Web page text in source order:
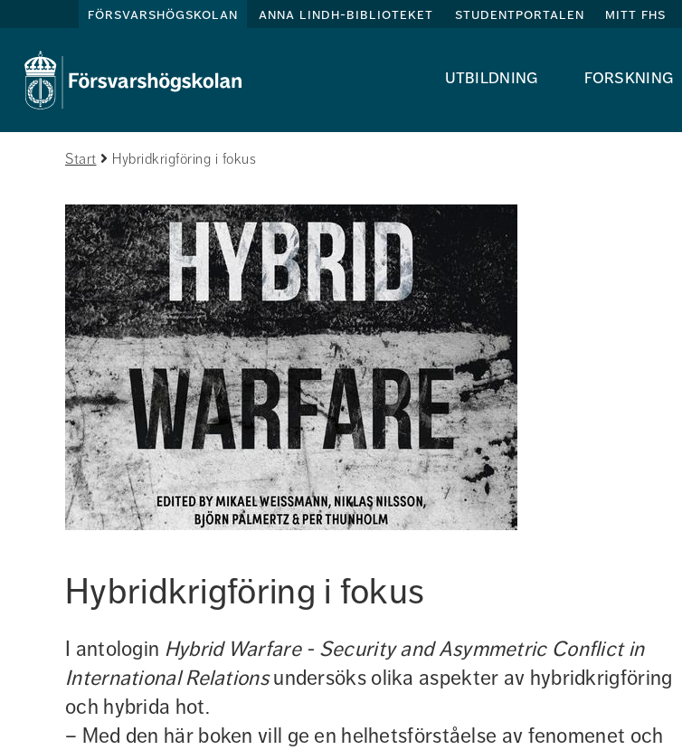
försvarshögskolan anna lindh-biblioteket studentportalen mitt fhs
utbildning forskning
Start Hybridkrigföring i fokus
Hybridkrigföring i fokus
I antologin Hybrid Warfare - Security and Asymmetric Conflict in
International Relations undersöks olika aspekter av hybridkrigföring
och hybrida hot.
– Med den här boken vill ge en helhetsförståelse av fenomenet och